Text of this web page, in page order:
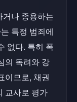
거나 종용하는
특정 범죄에
없다. 특히 폭
의 독려와 강
이므로, 채권
교사로 평가